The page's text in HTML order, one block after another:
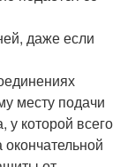
даже если
месту подачи
у которой всего